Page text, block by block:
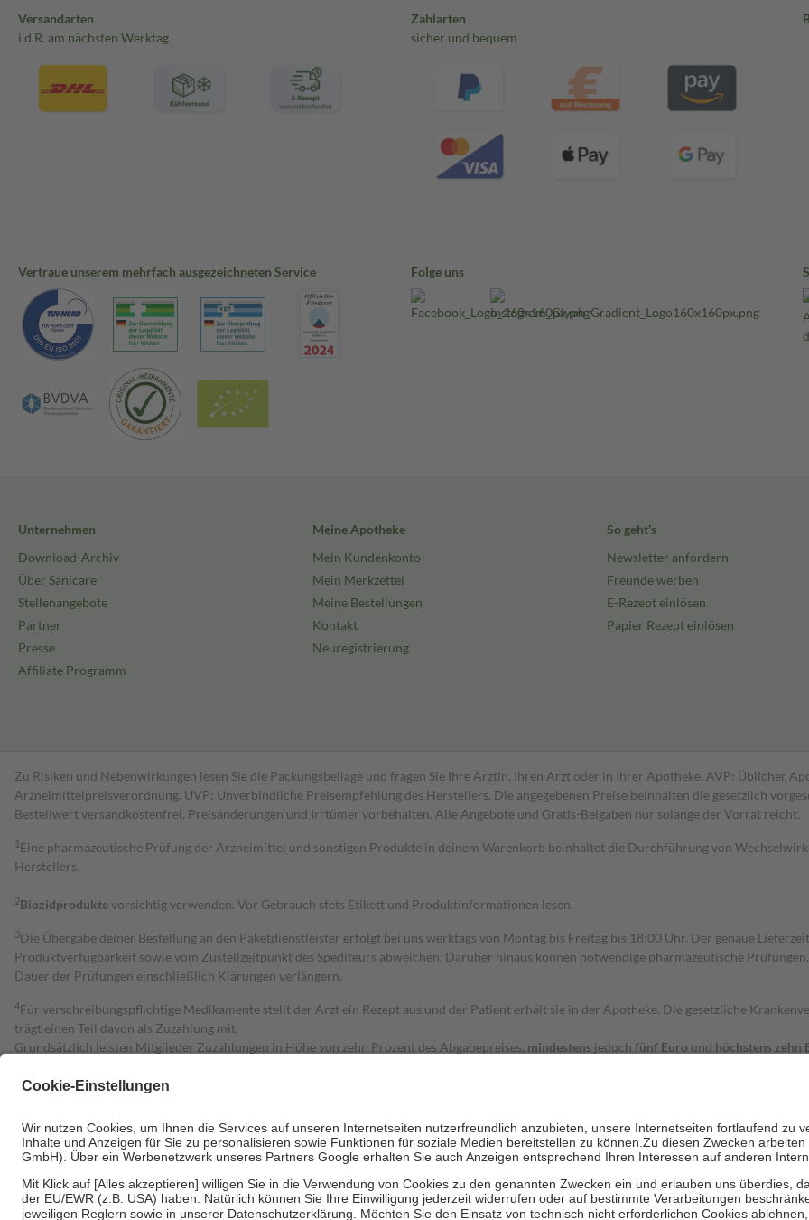
Versandarten
i.d.R. am nächsten Werktag
Zahlarten
sicher und bequem
Vertraue unserem mehrfach ausgezeichneten Service Folge uns
Unternehmen
Download-Archiv
Über Sanicare
Stellenangebote
Partner
Presse
Affiliate Programm
Meine Apotheke
Mein Kundenkonto
Mein Merkzettel
Meine Bestellungen
Kontakt
Neuregistrierung
So geht's
Newsletter anfordern
Freunde werben
E-Rezept einlösen
Papier Rezept einlösen
Zu Risiken und Nebenwirkungen lesen Sie die Packungsbeilage und fragen Sie Ihre Ärztin, Ihren Arzt oder in Ihrer Apotheke. AVP: Üblicher
Arzneimittelpreisverordnung. UVP: Unverbindliche Preisempfehlung des Herstellers. Die angegebenen Preise beinhalten die gesetzlich
Bestell­wert versand­kosten­frei. Preisänderungen und Irrtümer vorbehalten. Alle Angebote und Gratis-Beigaben nur solange der Vorrat reicht.
1 Eine pharmazeutische Prüfung der Arzneimittel und sonstigen Produkte in deinem Warenkorb beinhaltet die Durchführung von
Herstellers.
2Biozidproduktevorsichtig verwenden. Vor Gebrauch stets Etikett und Produktinformationen lesen.
3Die Übergabe deiner Bestellung an den Paketdienstleister erfolgt bei uns werktags von Montag bis Freitag bis 18:00 Uhr. Der genaue
Produktverfügbarkeit sowie vom Zustellzeitpunkt des Spediteurs abweichen. Darüber hinaus können notwendige pharmazeutische
Dauer der Prüfungen einschließlich Klärungen verlängern.
4Für verschreibungspflichtige Medikamente stellt der Arzt ein Rezept aus und der Patient erhält sie in der Apotheke. Die gesetzliche
trägt einen Teil davon als Zuzahlung mit.
Grundsätzlich leisten Mitglieder Zuzahlungen in Höhe von zehn Prozent des Abgabepreises, mindestens jedoch fünf Euro und höchstens zehn
Diese Regeln gelten grundsätzlich auch für Online-Apotheken.
Um das Engagement der Versicherten für ihre eigene Gesundheit zu stärken und die besondere Stellung der Familie zu unterstützen, fallen
• Kindern und Jugendlichen bis zum vollendeten 18. Lebensjahr mit Ausnahme der Fahrkosten
• Untersuchungen zur Vorsorge und Früherkennung, die von der GKV getragen werden
• empfohlenen Schutzimpfungen
• Harn- und Blutteststreifen